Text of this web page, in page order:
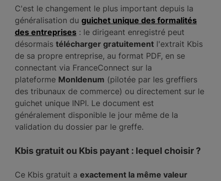
C'est le changement le plus important depuis la
généralisation du guichet unique des formalités
des entreprises : le dirigeant enregistré peut
désormais télécharger gratuitement l'extrait Kbis
de sa propre entreprise, au format PDF, en se
connectant via FranceConnect sur la
plateforme MonIdenum (pilotée par les greffiers
des tribunaux de commerce) ou directement sur le
guichet unique INPI. Le document est
généralement disponible le jour même de la
validation du dossier par le greffe.
Kbis gratuit ou Kbis payant : lequel choisir ?
Ce Kbis gratuit a exactement la même valeur